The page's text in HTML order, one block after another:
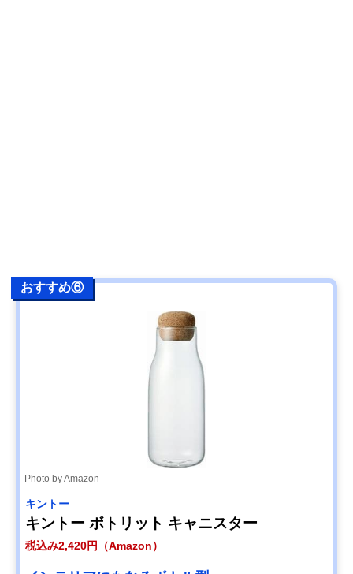
おすすめ⑥
Photo by Amazon
キントー
キントー ボトリット キャニスター
税込み2,420円（Amazon）